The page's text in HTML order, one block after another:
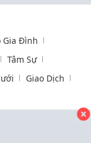
Gia Đình
Tâm Sự
Giao Dịch